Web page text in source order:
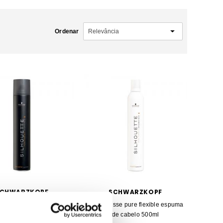
Ordenar
laca Pure fixação
SCHWARZKOPF
SKF Mousse pure flexible espuma
de cabelo 500ml